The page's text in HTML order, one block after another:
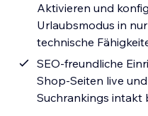
Aktivieren und
Urlaubsmodus in
technische
SEO-freundliche
Shop-Seiten live
Suchrankings intakt